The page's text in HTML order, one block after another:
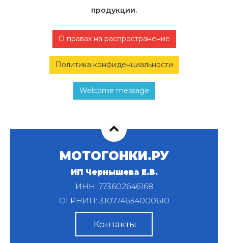
продукции.
О правах на распространение
Политика конфиденциальности
Welcome message
МОТОГОНКИ.РУ
ИП Чернышева Е.В.
ИНН: 773602646168
ОГРНИП: 310774634000610
Контакты